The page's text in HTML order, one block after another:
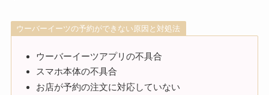
ウーバーイーツの予約ができない原因と対処法
ウーバーイーツアプリの不具合
スマホ本体の不具合
お店が予約の注文に対応していない